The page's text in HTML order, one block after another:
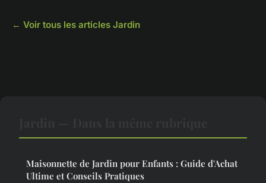
← Voir tous les articles Jardin
Maisonnette de Jardin pour Enfants : Guide d'Achat
Ultime et Conseils Pratiques